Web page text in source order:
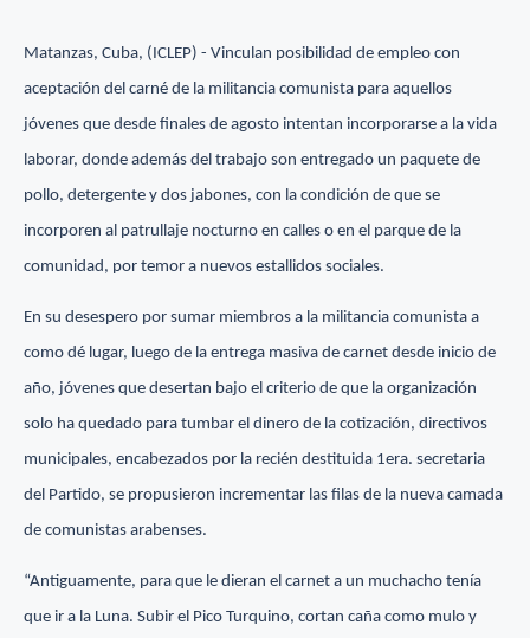
Matanzas, Cuba, (ICLEP) - Vinculan posibilidad de empleo con
aceptación del carné de la militancia comunista para aquellos
jóvenes que desde finales de agosto intentan incorporarse a la vida
laborar, donde además del trabajo son entregado un paquete de
pollo, detergente y dos jabones, con la condición de que se
incorporen al patrullaje nocturno en calles o en el parque de la
comunidad, por temor a nuevos estallidos sociales.
En su desespero por sumar miembros a la militancia comunista a
como dé lugar, luego de la entrega masiva de carnet desde inicio de
año, jóvenes que desertan bajo el criterio de que la organización
solo ha quedado para tumbar el dinero de la cotización, directivos
municipales, encabezados por la recién destituida 1era. secretaria
del Partido, se propusieron incrementar las filas de la nueva camada
de comunistas arabenses.
“Antiguamente, para que le dieran el carnet a un muchacho tenía
que ir a la Luna. Subir el Pico Turquino, cortan caña como mulo y